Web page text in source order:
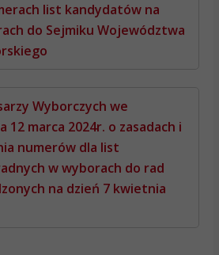
list kandydatów na
do Sejmiku Województwa
Wyborczych we
12 marca 2024r. o zasadach i
numerów dla list
w wyborach do rad
na dzień 7 kwietnia